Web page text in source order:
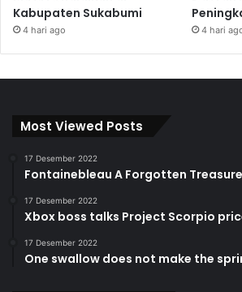
Kabupaten Sukabumi
4 hari ago 4 hari
Most Viewed Posts
17 Desember 2022
Fontainebleau A Forgotten Treasure
17 Desember 2022
Xbox boss talks Project Scorpio
17 Desember 2022
One swallow does not make the